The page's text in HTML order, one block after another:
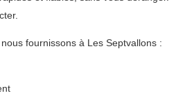
fournissons à Les Septvallons :